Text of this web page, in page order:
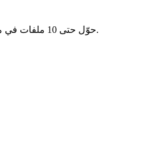
حوّل حتى 10 ملفات في مرة واحدة (حد أقصى 2 جيجابايت لكل ملف). وفّر الوقت بتحويل عدة فيديوهات معًا.